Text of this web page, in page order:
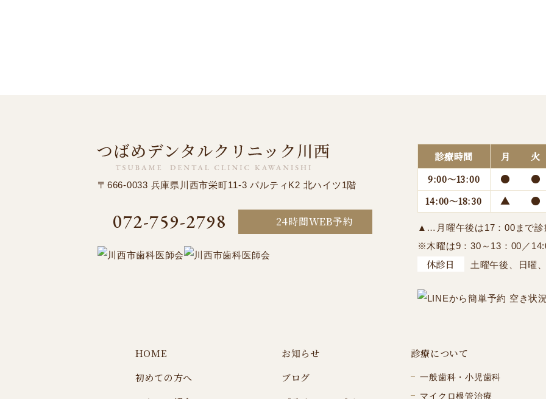
〒666-0033 兵庫県川西市栄町11-3 パルティK2 北ハイツ1階
072-759-2798 24時間WEB予約
診療時間 月 火
9:00～13:00 ● ●
14:00～18:30 ▲ ●
▲…月曜午後は17：00まで診
※木曜は9：30～13：00／
休診日 土曜午後、日曜
HOME
初めての方へ
お知らせ
ブログ
診療について
一般歯科・小児歯科
マイクロ根管治療